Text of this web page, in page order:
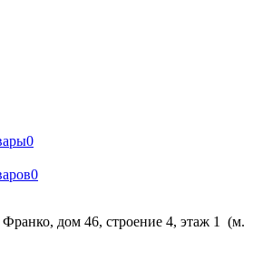
0
0
дом 46, строение 4, этаж 1 (м.